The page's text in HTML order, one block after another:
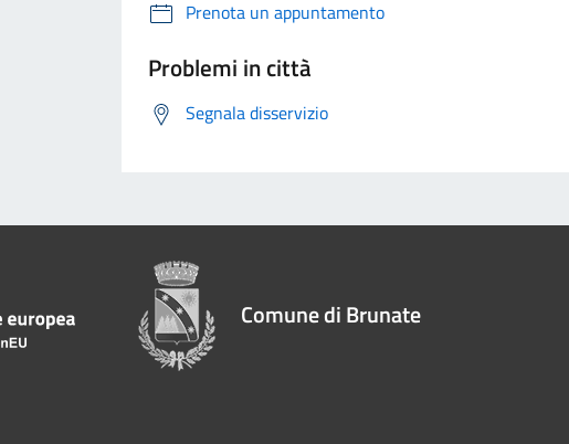
Prenota un appuntamento
Problemi in città
Segnala disservizio
Comune di Brunate